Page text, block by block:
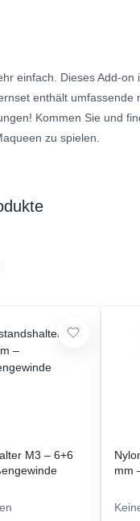
einfach. Dieses Add-
enthält
Kommen Sie und
zu spielen.
M3 – 6+6
mm